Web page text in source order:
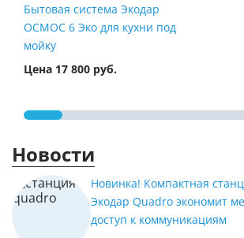
Бытовая система Экодар
ОСМОС 6 Эко для кухни под
мойку
Цена 17 800 руб.
Новости
Новинка! Компактная
Экодар Quadro экономит
доступ к коммуникациям